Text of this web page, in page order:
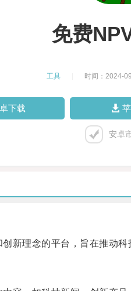
免费
工具 时间：2024-
下载
安卓
理念的平台，旨在推动科